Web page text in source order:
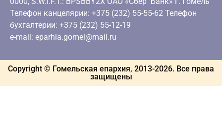
Телефон канцелярии: +375 (232) 55-55-62 Телефон
бухгалтерии: +375 (232) 55-12-19
e-mail: eparhia.gomel@mail.ru
Copyright © Гомельская епархия, 2013-2026. Все права
защищены